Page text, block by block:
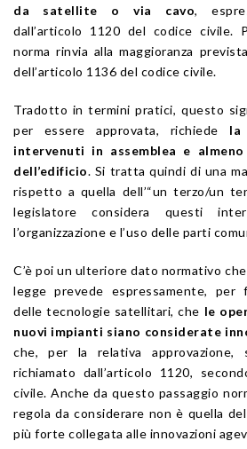
da satellite o via cavo,
dall’articolo 1120 del codice civile.
norma rinvia alla maggioranza
dell’articolo 1136 del codice civile.
Tradotto in termini pratici, questo
per essere approvata, richiede la
intervenuti in assemblea e
dell’edificio. Si tratta quindi di una
rispetto a quella dell’“un terzo/un
legislatore considera questi
l’organizzazione e l’uso delle parti
C’è poi un ulteriore dato normativo
legge prevede espressamente, per
delle tecnologie satellitari, che le
nuovi impianti siano considerate
che, per la relativa approvazione,
richiamato dall’articolo 1120,
civile. Anche da questo passaggio
regola da considerare non è quella
più forte collegata alle innovazioni